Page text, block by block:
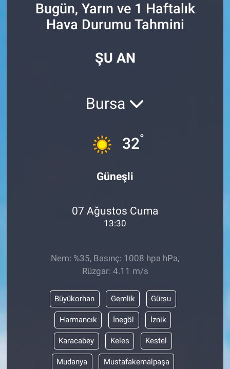
Bugün, Yarın ve 1 Haftalık
Hava Durumu Tahmini
ŞU AN
Bursa
32°
Güneşli
07 Ağustos Cuma
13:30
Nem: %35, Basınç: 1008 hpa hPa,
Rüzgar: 4.11 m/s
Büyükorhan Gemlik Gürsu
Harmancık İnegöl İznik
Karacabey Keles Kestel
Mudanya Mustafakemalpaşa
HaberOrtak
Endüstri 4.0 Uygulamaları